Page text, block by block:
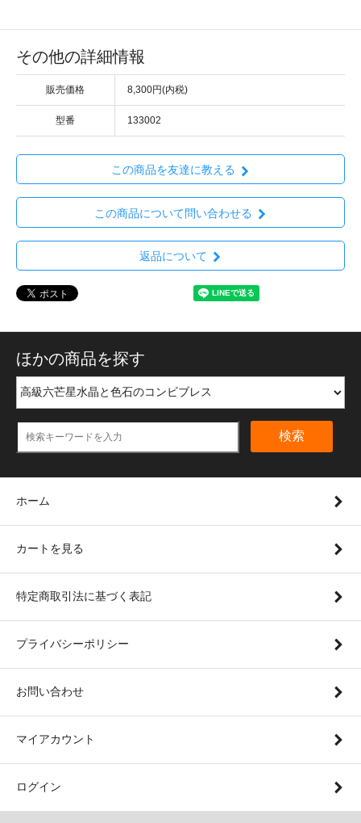
その他の詳細情報
販売価格 8,300円(内税)
型番 133002
この商品を友達に教える
この商品について問い合わせる
返品について
ほかの商品を探す
検索
ホーム
カートを見る
特定商取引法に基づく表記
プライバシーポリシー
お問い合わせ
マイアカウント
ログイン